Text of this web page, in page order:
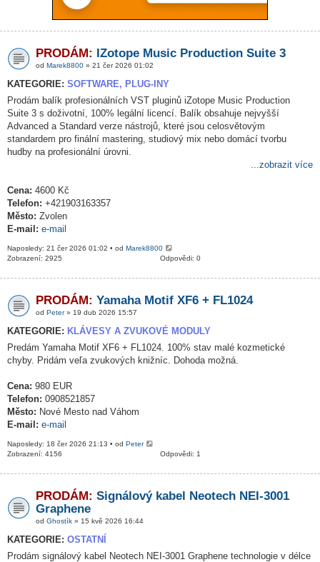
PRODÁM: IZotope Music Production Suite 3
od Marek8800 » 21 čer 2026 01:02
KATEGORIE: SOFTWARE, PLUG-INY
Prodám balík profesionálních VST pluginů iZotope Music Production
Suite 3 s doživotní, 100% legální licencí. Balík obsahuje nejvyšší
Advanced a Standard verze nástrojů, které jsou celosvětovým
standardem pro finální mastering, studiový mix nebo domácí tvorbu
hudby na profesionální úrovni.
...zobrazit více
Cena: 4600 Kč
Telefon: +421903163357
Město: Zvolen
E-mail: e-mail
Naposledy: 21 čer 2026 01:02 • od Marek8800
Odpovědi: 0
Zobrazení: 2925
PRODÁM: Yamaha Motif XF6 + FL1024
od Peter» 19 dub 2026 15:57
KATEGORIE: KLÁVESY A ZVUKOVÉ MODULY
Predám Yamaha Motif XF6 + FL1024. 100% stav malé kozmetické
chyby. Pridám veľa zvukových knižníc. Dohoda možná.
Cena: 980 EUR
Telefon: 0908521857
Město: Nové Mesto nad Váhom
E-mail: e-mail
Naposledy: 18 čer 2026 21:13 • od Peter
Odpovědi: 1
Zobrazení: 4156
PRODÁM: Signálový kabel Neotech NEI-3001
Graphene
od Ghostík » 15 kvě 2026 16:44
KATEGORIE: OSTATNÍ
Prodám signálový kabel Neotech NEI-3001 Graphene technologie v délce